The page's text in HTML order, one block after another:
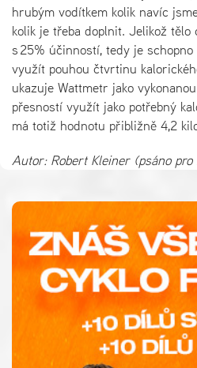
hrubým vodítkem kolik navíc
kolik je třeba doplnit. Jelikož
s 25% účinností, tedy je
využít pouhou čtvrtinu
ukazuje Wattmetr jako
přesností využít jako potřebný
má totiž hodnotu přibližně 4,2
Autor: Robert Kleiner (psáno